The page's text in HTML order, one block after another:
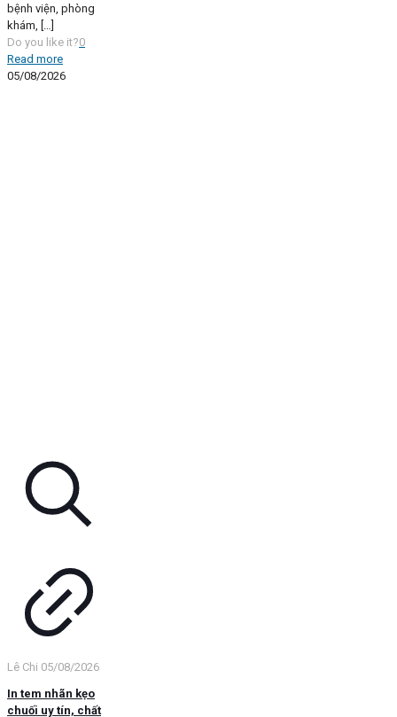
bệnh viện, phòng
khám, […]
Do you like it?0
Read more
05/08/2026
Lê Chi 05/08/2026
In tem nhãn kẹo
chuối uy tín, chất